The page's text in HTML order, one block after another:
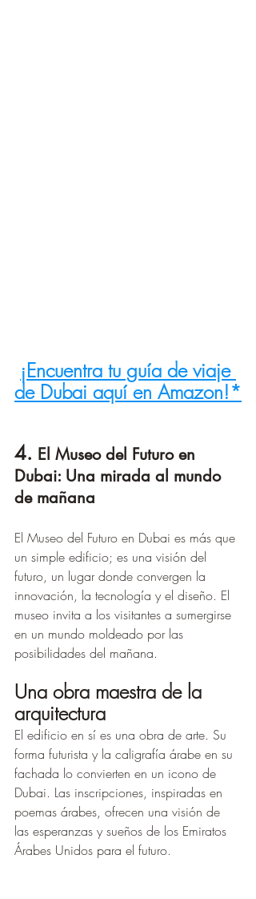
¡Encuentra tu guía de viaje
de Dubai aquí en Amazon!*
4. El Museo del Futuro en
Dubai: Una mirada al mundo
de mañana
El Museo del Futuro en Dubai es más que
un simple edificio; es una visión del
futuro, un lugar donde convergen la
innovación, la tecnología y el diseño. El
museo invita a los visitantes a sumergirse
en un mundo moldeado por las
posibilidades del mañana.
Una obra maestra de la
arquitectura
El edificio en sí es una obra de arte. Su
forma futurista y la caligrafía árabe en su
fachada lo convierten en un icono de
Dubai. Las inscripciones, inspiradas en
poemas árabes, ofrecen una visión de
las esperanzas y sueños de los Emiratos
Árabes Unidos para el futuro.